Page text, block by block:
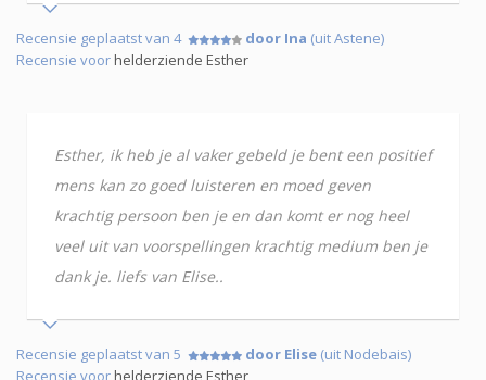
Recensie geplaatst van 4 door Ina (uit Astene)
Recensie voorhelderziende Esther
Esther, ik heb je al vaker gebeld je bent een positief
mens kan zo goed luisteren en moed geven
krachtig persoon ben je en dan komt er nog heel
veel uit van voorspellingen krachtig medium ben je
dank je. liefs van Elise..
Recensie geplaatst van 5 door Elise (uit Nodebais)
Recensie voorhelderziende Esther